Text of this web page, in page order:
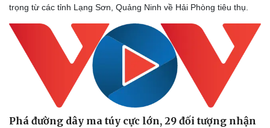
trọng từ các tỉnh Lạng Sơn, Quảng Ninh về Hải Phòng tiêu thụ.
Phá đường dây ma túy cực lớn, 29 đối tượng nhận